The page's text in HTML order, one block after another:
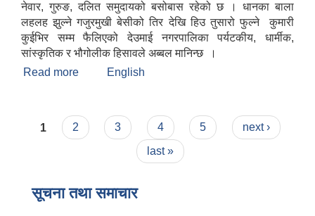
नेवार, गुरुङ, दलित समुदायको बसोबास रहेको छ । धानका बाला
लहलह झुल्ने गजुरमुखी बेसीको तिर देखि हिउ तुसारो फुल्ने कुमारी
कुईभिर सम्म फैलिएको देउमाई नगरपालिका पर्यटकीय, धार्मीक,
सांस्कृतिक र भौगोलीक हिसावले अब्बल मानिन्छ ।
Read more about संक्षिप्त परिचय
English
Pages
1 2 3 4 5
next ›
last »
सूचना तथा समाचार